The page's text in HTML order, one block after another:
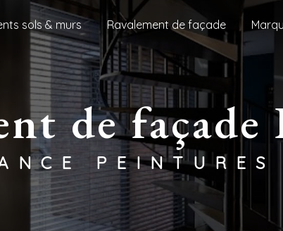
sols & murs Ravalement de façade
de
PEINTURES